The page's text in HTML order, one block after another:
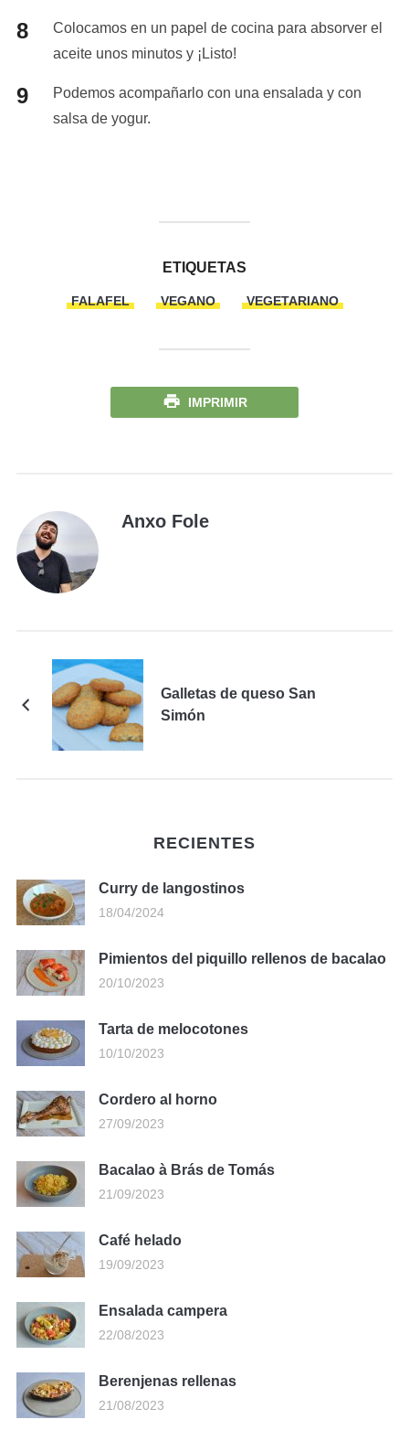
Colocamos en un papel de cocina para absorver el
aceite unos minutos y ¡Listo!
Podemos acompañarlo con una ensalada y con
salsa de yogur.
ETIQUETAS
FALAFEL VEGANO VEGETARIANO
IMPRIMIR
Anxo Fole
Galletas de queso San
Simón
RECIENTES
Curry de langostinos
18/04/2024
Pimientos del piquillo rellenos de bacalao
20/10/2023
Tarta de melocotones
10/10/2023
Cordero al horno
27/09/2023
Bacalao à Brás de Tomás
21/09/2023
Café helado
19/09/2023
Ensalada campera
22/08/2023
Berenjenas rellenas
21/08/2023